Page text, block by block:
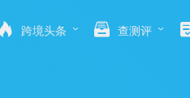
跨境头条 查测评